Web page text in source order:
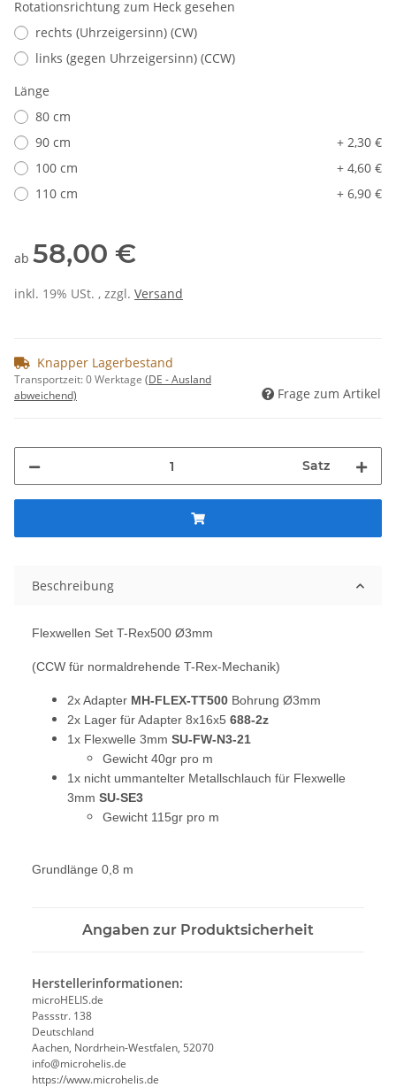
Rotationsrichtung zum Heck gesehen
rechts (Uhrzeigersinn) (CW)
links (gegen Uhrzeigersinn) (CCW)
Länge
80 cm
90 cm
+ 2,30 €
100 cm
+ 4,60 €
110 cm
+ 6,90 €
ab 58,00 €
inkl. 19% USt. , zzgl. Versand
Knapper Lagerbestand
Transportzeit:0 Werktage (DE - Ausland
abweichend)
Frage zum Artikel
Satz
Beschreibung
Flexwellen Set T-Rex500 Ø3mm
(CCW für normaldrehende T-Rex-Mechanik)
2x Adapter MH-FLEX-TT500 Bohrung Ø3mm
2x Lager für Adapter 8x16x5 688-2z
1x Flexwelle 3mm SU-FW-N3-21
Gewicht 40gr pro m
1x nicht ummantelter Metallschlauch für Flexwelle
3mm SU-SE3
Gewicht 115gr pro m
Grundlänge 0,8 m
Angaben zur Produktsicherheit
Herstellerinformationen:
microHELIS.de
Passstr. 138
Deutschland
Aachen, Nordrhein-Westfalen, 52070
info@microhelis.de
https://www.microhelis.de